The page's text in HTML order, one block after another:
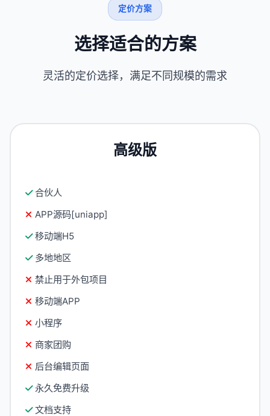
定价方案
选择适合的方案
灵活的定价选择，满足不同规模的需求
高级版
合伙人
APP源码[uniapp]
移动端H5
多地地区
禁止用于外包项目
移动端APP
小程序
商家团购
后台编辑页面
永久免费升级
文档支持